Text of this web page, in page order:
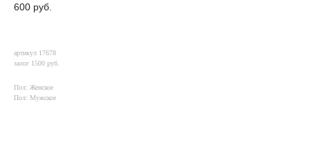
600 руб.
артикул 17678
залог 1500 руб.
Пол: Женское
Пол: Мужское